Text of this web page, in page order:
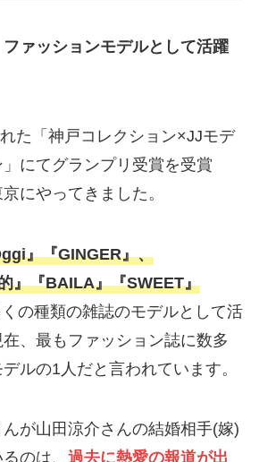
ファッションモデルとして活躍
た「神戸コレクション×JJモデ
にてグランプリ受賞を受賞
にやってきました。
』『GINGER』、
』『BAILA』『SWEET』
の種類の雑誌のモデルとして活
、最もファッション誌に数多
ルの1人だと言われています。
が山田涼介さんの結婚相手(嫁)
のは、 過去に熱愛の報道が出